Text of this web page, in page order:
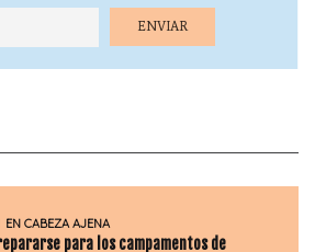
EN CABEZA AJENA
para los campamentos de